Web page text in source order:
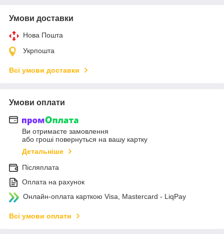
Умови доставки
Нова Пошта
Укрпошта
Всі умови доставки
Умови оплати
Ви отримаєте замовлення
або гроші повернуться на вашу картку
Детальніше
Післяплата
Оплата на рахунок
Онлайн-оплата карткою Visa, Mastercard - LiqPay
Всі умови оплати